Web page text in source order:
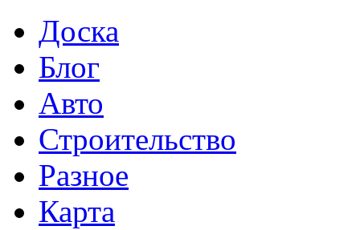
Доска
Блог
Авто
Строительство
Разное
Карта